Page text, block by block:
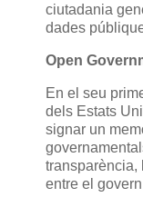
ciutadania
dades
Open
En el seu
dels Estats
signar un
transparència,
entre el